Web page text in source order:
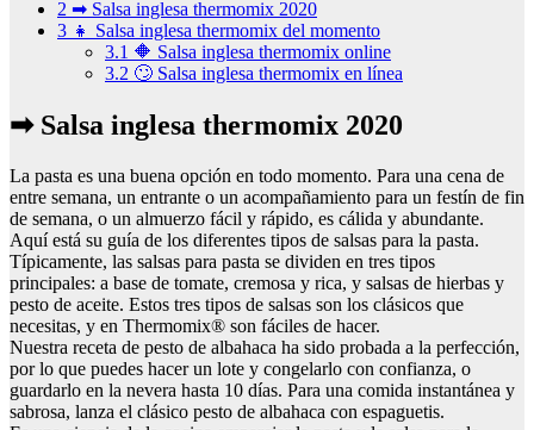
2 ➡ Salsa inglesa thermomix 2020
3 👧 Salsa inglesa thermomix del momento
3.1 🔶 Salsa inglesa thermomix online
3.2 🙄 Salsa inglesa thermomix en línea
➡ Salsa inglesa thermomix 2020
La pasta es una buena opción en todo momento. Para una cena de
entre semana, un entrante o un acompañamiento para un festín de fin
de semana, o un almuerzo fácil y rápido, es cálida y abundante.
Aquí está su guía de los diferentes tipos de salsas para la pasta.
Típicamente, las salsas para pasta se dividen en tres tipos
principales: a base de tomate, cremosa y rica, y salsas de hierbas y
pesto de aceite. Estos tres tipos de salsas son los clásicos que
necesitas, y en Thermomix® son fáciles de hacer.
Nuestra receta de pesto de albahaca ha sido probada a la perfección,
por lo que puedes hacer un lote y congelarlo con confianza, o
guardarlo en la nevera hasta 10 días. Para una comida instantánea y
sabrosa, lanza el clásico pesto de albahaca con espaguetis.